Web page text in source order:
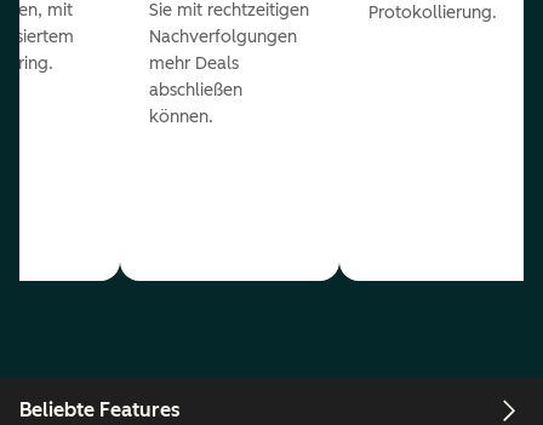
mit
Sie mit rechtzeitigen
Nachverfolgungen
mehr Deals
abschließen
können.
Protokollierung.
Beliebte Features